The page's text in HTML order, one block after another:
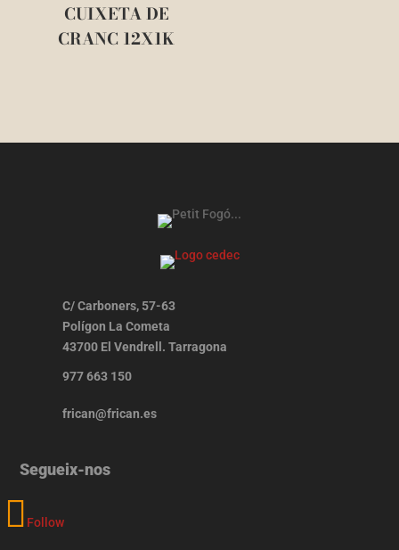
CUIXETA DE
CRANC 12X1K
C/ Carboners, 57-63
Polígon La Cometa
43700 El Vendrell. Tarragona
977 663 150
frican@frican.es
Segueix-nos
Follow